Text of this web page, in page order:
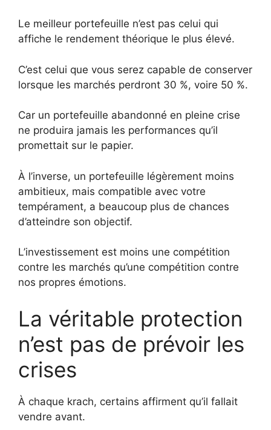
Le meilleur portefeuille n’est pas celui qui
affiche le rendement théorique le plus élevé.
C’est celui que vous serez capable de conserver
lorsque les marchés perdront 30 %, voire 50 %.
Car un portefeuille abandonné en pleine crise
ne produira jamais les performances qu’il
promettait sur le papier.
À l’inverse, un portefeuille légèrement moins
ambitieux, mais compatible avec votre
tempérament, a beaucoup plus de chances
d’atteindre son objectif.
L’investissement est moins une compétition
contre les marchés qu’une compétition contre
nos propres émotions.
La véritable protection
n’est pas de prévoir les
crises
À chaque krach, certains affirment qu’il fallait
vendre avant.